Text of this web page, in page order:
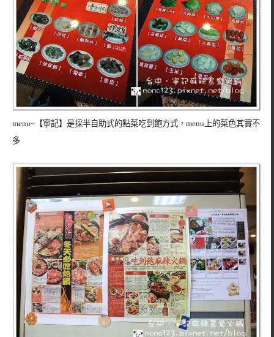
menu~ 【寧記】是採半自助式的點菜吃到飽方式，menu上的菜色其實不
多